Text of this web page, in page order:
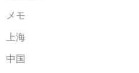
メモ
上海
中国